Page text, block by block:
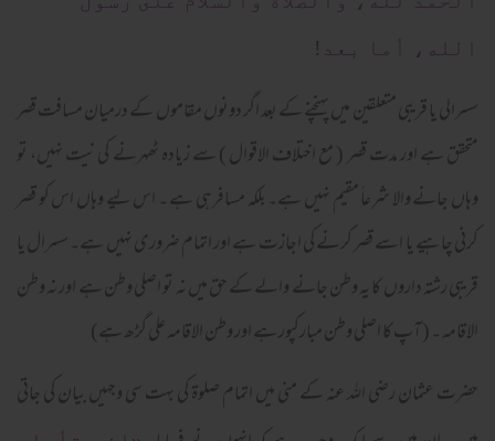
الله، أما بعد!
سسرالی یا قریبی متعلقین میں پہنچنے کے بعد اگر دونوں مقاموں کے درمیان مسافت قصر
متحقق ہے اور مدت قصر ( مع اختلاف الاقوال ) سے زیادہ ٹھہرنے کی نیت نہیں، تو
وہاں جانے والا شرعاَ مقیم نہیں ہے۔ بلکہ مسافرہی ہے ۔ اس لیے وہاں اس کو قصر
کرنی چاہیے یا اسے قصر کرنے کی اجازت ہے اور اتمام ضروری نہیں ہے۔ سسرال یا
قریبی رشتہ داروں کا یہ وطن جانے والے کے حق میں نہ تو اصلی وطن ہے اور نہ وطن
الاقامہ ۔ ( آپ کا اصلی وطن مبارکپور ہے اور وطن الاقامہ علی گڑھ ہے)
حضرت عثمان رضی اللہ عنہ کے منی میں اتمام صلوۃ کی بہت سی وجہیں بیان کی جاتی